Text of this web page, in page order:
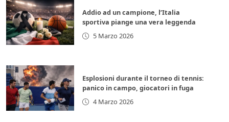
Addio ad un campione, l’Italia
sportiva piange una vera leggenda
5 Marzo 2026
Esplosioni durante il torneo di tennis:
panico in campo, giocatori in fuga
4 Marzo 2026